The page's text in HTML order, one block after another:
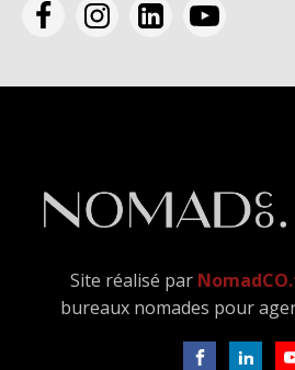
Site réalisé par
bureaux nomades pour